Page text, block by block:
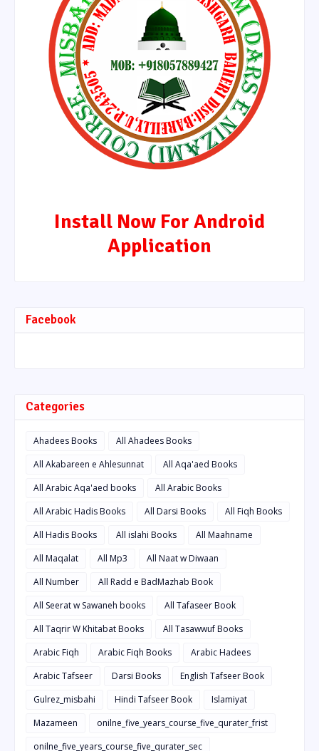
Install Now For Android
Application
Facebook
Categories
Ahadees Books
All Ahadees Books
All Akabareen e Ahlesunnat
All Aqa'aed Books
All Arabic Aqa'aed books
All Arabic Books
All Arabic Hadis Books
All Darsi Books
All Fiqh Books
All Hadis Books
All islahi Books
All Maahname
All Maqalat
All Mp3
All Naat w Diwaan
All Number
All Radd e BadMazhab Book
All Seerat w Sawaneh books
All Tafaseer Book
All Taqrir W Khitabat Books
All Tasawwuf Books
Arabic Fiqh
Arabic Fiqh Books
Arabic Hadees
Arabic Tafseer
Darsi Books
English Tafseer Book
Gulrez_misbahi
Hindi Tafseer Book
Islamiyat
Mazameen
onilne_five_years_course_five_qurater_frist
onilne_five_years_course_five_qurater_sec